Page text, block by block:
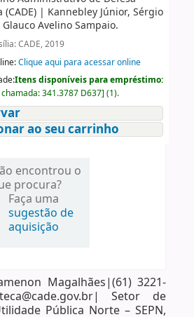
(CADE)| Kannebley Júnior, Sérgio
Avelino Sampaio.
CADE, 2019
Clique aqui para acessar online
Itens disponíveis para empréstimo:
341.3787 D637] (1).
ao seu carrinho
encontrou o
procura?
Faça uma
sugestão de
aquisição
Magalhães|(61) 3221-
Setor de
Pública Norte – SEPN,